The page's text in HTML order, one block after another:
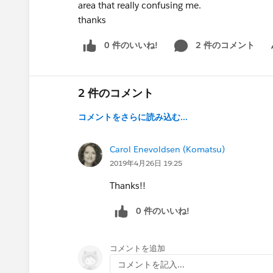
area that really confusing me.
thanks
0 件のいいね! 2 件のコメント
2 件のコメント
コメントをさらに読み込む...
Carol Enevoldsen (Komatsu)
2019年4月26日 19:25
Thanks!!
0 件のいいね!
コメントを追加
コメントを記入...